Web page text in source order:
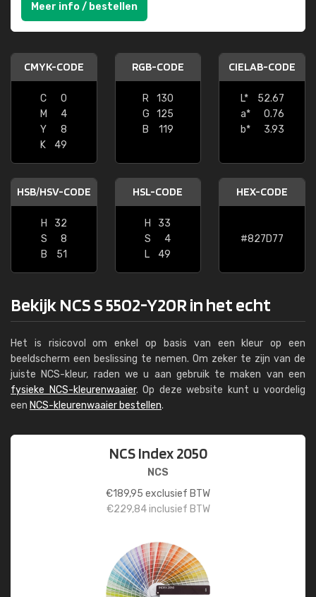
Meer info / bestellen
CMYK-CODE
C
0
M
4
Y
8
K
49
RGB-CODE
R
130
G
125
B
119
CIELAB-CODE
L*
52.67
a*
0.76
b*
3.93
HSB/HSV-CODE
H
32
S
8
B
51
HSL-CODE
H
33
S
4
L
49
HEX-CODE
#827D77
Bekijk NCS S 5502-Y20R in het echt
Het is risicovol om enkel op basis van een kleur op een
beeldscherm een beslissing te nemen. Om zeker te zijn van de
juiste NCS-kleur, raden we u aan gebruik te maken van een
fysieke NCS-kleurenwaaier. Op deze website kunt u voordelig
een NCS-kleurenwaaier bestellen.
NCS Index 2050
NCS
€189,95 exclusief BTW
€229,84inclusief BTW